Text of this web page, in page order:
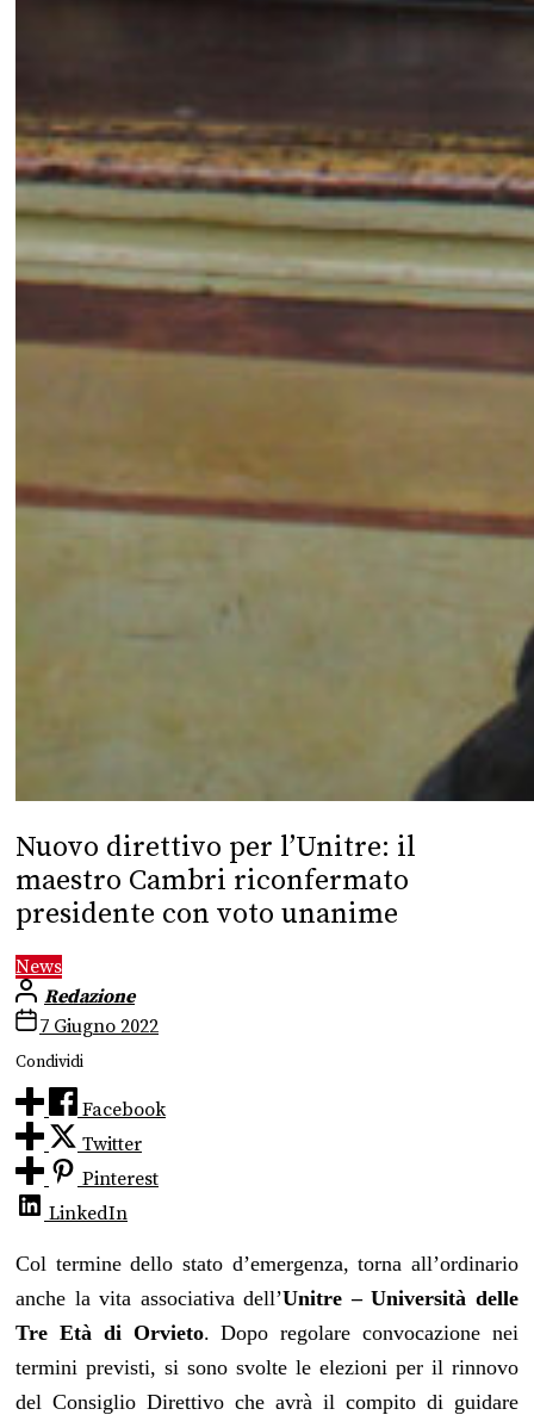
Nuovo direttivo per l’Unitre: il
maestro Cambri riconfermato
presidente con voto unanime
News
Redazione
7 Giugno 2022
Condividi
Facebook
Twitter
Pinterest
LinkedIn
Col termine dello stato d’emergenza, torna all’ordinario
anche la vita associativa dell’Unitre – Università delle
Tre Età di Orvieto. Dopo regolare convocazione nei
termini previsti, si sono svolte le elezioni per il rinnovo
del Consiglio Direttivo che avrà il compito di guidare